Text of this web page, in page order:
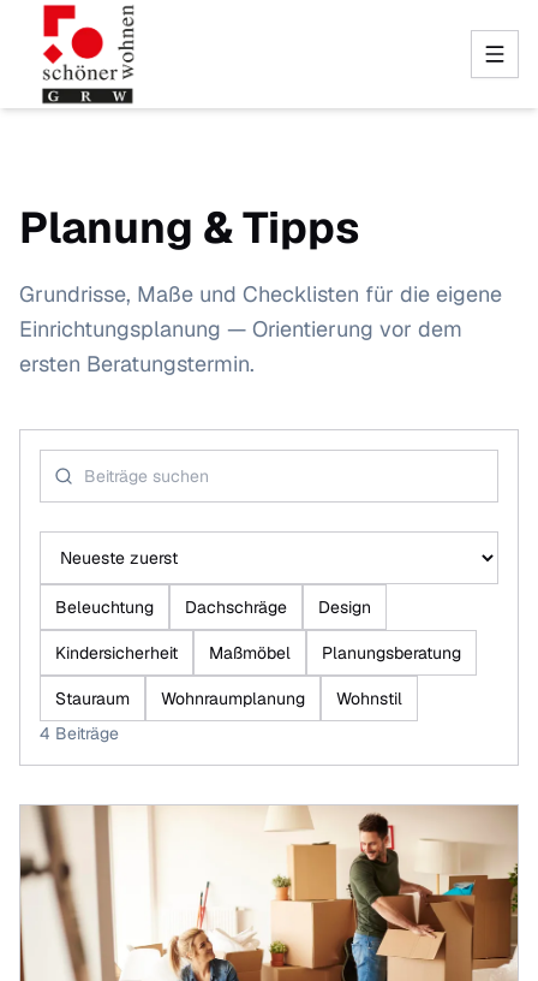
Planung & Tipps
Grundrisse, Maße und Checklisten für die eigene
Einrichtungsplanung — Orientierung vor dem
ersten Beratungstermin.
Blog-Beiträge suchen
Beiträge sortieren
Beleuchtung Dachschräge Design
Kindersicherheit Maßmöbel Planungsberatung
Stauraum Wohnraumplanung
Wohnstil
4 Beiträge